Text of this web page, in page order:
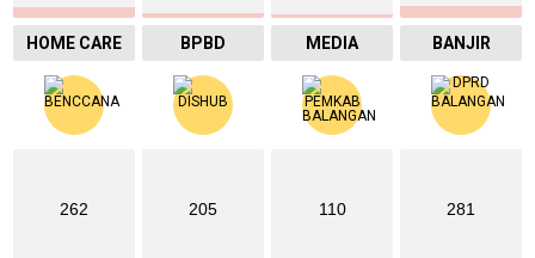
HOME CARE BPBD MEDIA BANJIR
262 205 110 281